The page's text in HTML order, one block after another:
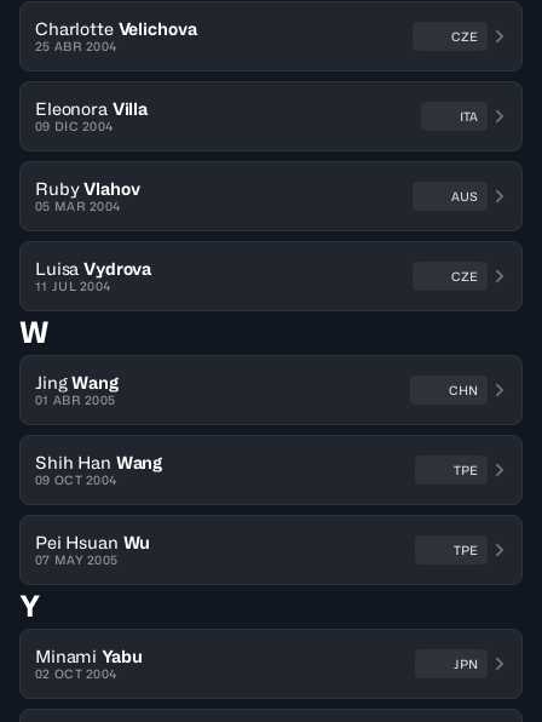
Charlotte Velichova
25 ABR 2004
CZE
Eleonora Villa
09 DIC 2004
ITA
Ruby Vlahov
05 MAR 2004
AUS
Luisa Vydrova
11 JUL 2004
CZE
W
Jing Wang
01 ABR 2005
CHN
Shih Han Wang
09 OCT 2004
TPE
Pei Hsuan Wu
07 MAY 2005
TPE
Y
Minami Yabu
02 OCT 2004
JPN